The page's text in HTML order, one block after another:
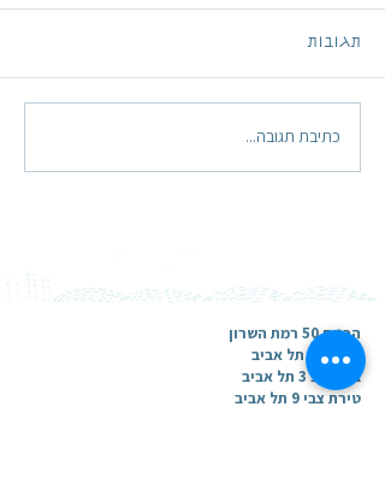
תגובות
כתיבת תגובה...
הבנים 50 רמת השרון
מידטאון תל אביב
ברטונוב 3 תל אביב
טירת צבי 9 תל אביב